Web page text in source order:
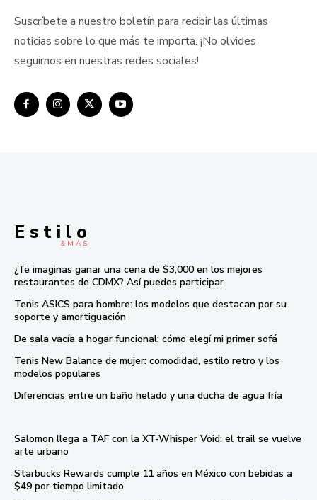
Suscríbete a nuestro boletín para recibir las últimas
noticias sobre lo que más te importa. ¡No olvides
seguirnos en nuestras redes sociales!
E s t i l o
& M À S
¿Te imaginas ganar una cena de $3,000 en los mejores
restaurantes de CDMX? Así puedes participar
Tenis ASICS para hombre: los modelos que destacan por su
soporte y amortiguación
De sala vacía a hogar funcional: cómo elegí mi primer sofá
Tenis New Balance de mujer: comodidad, estilo retro y los
modelos populares
Diferencias entre un baño helado y una ducha de agua fría
Salomon llega a TAF con la XT-Whisper Void: el trail se vuelve
arte urbano
Starbucks Rewards cumple 11 años en México con bebidas a
$49 por tiempo limitado